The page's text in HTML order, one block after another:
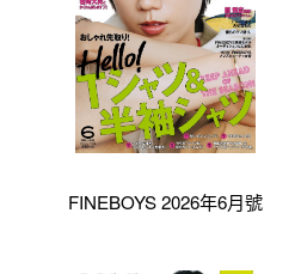
FINEBOYS 2026年6月號